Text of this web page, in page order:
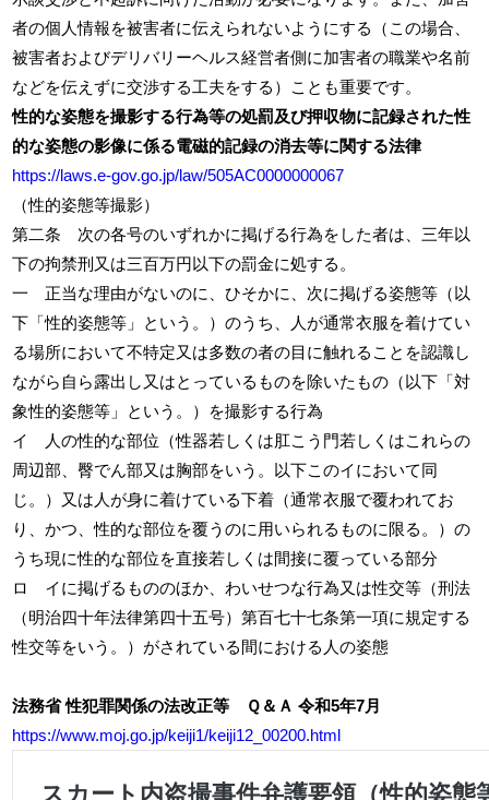
者の個人情報を被害者に伝えられないようにする（この場合、
被害者およびデリバリーヘルス経営者側に加害者の職業や名前
などを伝えずに交渉する工夫をする）ことも重要です。
性的な姿態を撮影する行為等の処罰及び押収物に記録された性
的な姿態の影像に係る電磁的記録の消去等に関する法律
https://laws.e-gov.go.jp/law/505AC0000000067
（性的姿態等撮影）
第二条 次の各号のいずれかに掲げる行為をした者は、三年以
下の拘禁刑又は三百万円以下の罰金に処する。
一 正当な理由がないのに、ひそかに、次に掲げる姿態等（以
下「性的姿態等」という。）のうち、人が通常衣服を着けてい
る場所において不特定又は多数の者の目に触れることを認識し
ながら自ら露出し又はとっているものを除いたもの（以下「対
象性的姿態等」という。）を撮影する行為
イ 人の性的な部位（性器若しくは肛こう門若しくはこれらの
周辺部、臀でん部又は胸部をいう。以下このイにおいて同
じ。）又は人が身に着けている下着（通常衣服で覆われてお
り、かつ、性的な部位を覆うのに用いられるものに限る。）の
うち現に性的な部位を直接若しくは間接に覆っている部分
ロ イに掲げるもののほか、わいせつな行為又は性交等（刑法
（明治四十年法律第四十五号）第百七十七条第一項に規定する
性交等をいう。）がされている間における人の姿態
法務省 性犯罪関係の法改正等 Ｑ＆Ａ 令和5年7月
https://www.moj.go.jp/keiji1/keiji12_00200.html